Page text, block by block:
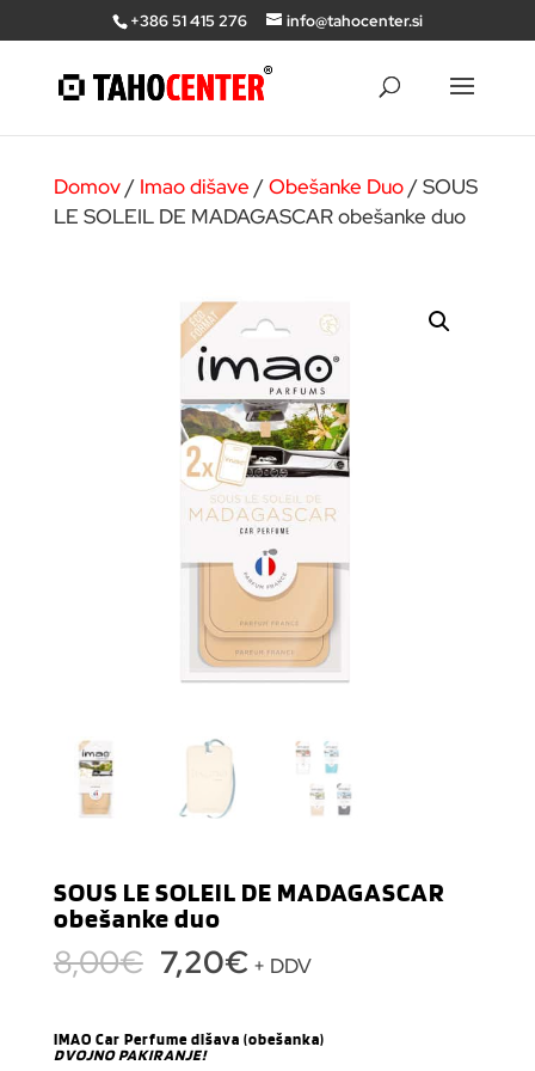
+386 51 415 276 info@tahocenter.si
Domov/ Imao dišave /Obešanke Duo/ SOUS
LE SOLEIL DE MADAGASCAR obešanke duo
SOUS LE SOLEIL DE MADAGASCAR
obešanke duo
8,00€ Izvirna
cena
bila:
7,20€Trenutna
7,20€.
+ DDV
IMAO Car Perfume dišava (obešanka)
DVOJNO PAKIRANJE!